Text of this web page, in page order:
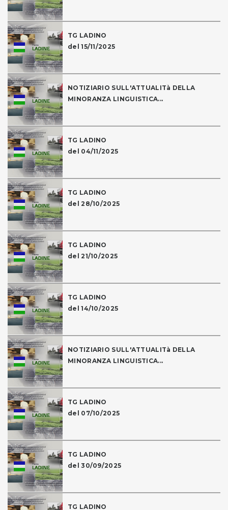
TG LADINO
del 15/11/2025
NOTIZIARIO SULL'ATTUALITà DELLA
MINORANZA LINGUISTICA...
TG LADINO
del 04/11/2025
TG LADINO
del 28/10/2025
TG LADINO
del 21/10/2025
TG LADINO
del 14/10/2025
NOTIZIARIO SULL'ATTUALITà DELLA
MINORANZA LINGUISTICA...
TG LADINO
del 07/10/2025
TG LADINO
del 30/09/2025
TG LADINO